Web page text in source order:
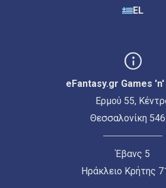
EL
eFantasy.gr Games
Ερμού 55,
Θεσσαλονίκη
Έβανς 5
Ηράκλειο Κρήτης